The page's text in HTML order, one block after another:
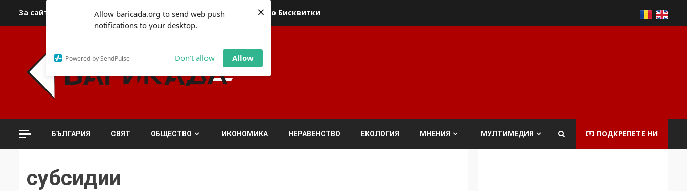
Allow baricada.org to send web push
notifications to your desktop.
Powered by SendPulse Don't allow Allow
×
За сайта За контакти За реклама Политика относно Бисквитки
БЪЛГАРИЯ СВЯТ ОБЩЕСТВО ИКОНОМИКА НЕРАВЕНСТВО ЕКОЛОГИЯ МНЕНИЯ МУЛТИМЕДИЯ ПОДКРЕПЕТЕ НИ
субсидии